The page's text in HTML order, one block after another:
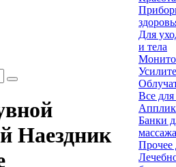
Наездник
Для
и тела
Все
Банки
массажа
Прочее